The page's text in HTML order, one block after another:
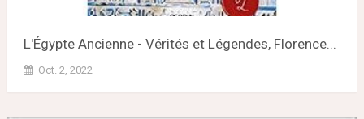
L'Égypte Ancienne - Vérités et Légendes, Florence...
Oct. 2, 2022